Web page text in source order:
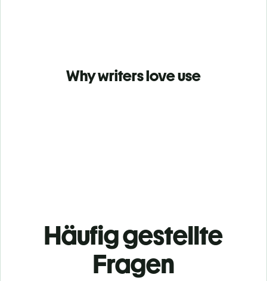
Why writers love use
Häufig gestellte
Fragen